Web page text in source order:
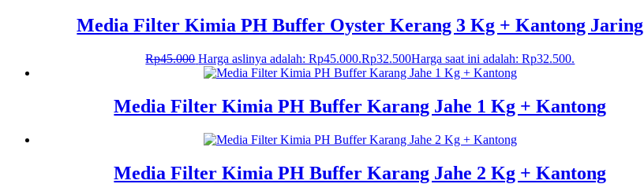
Media Filter Kimia PH Buffer Oyster Kerang 3 Kg + Kantong Jaring
Rp45.000 Harga aslinya adalah: Rp45.000.Rp32.500Harga saat ini adalah: Rp32.500.
Media Filter Kimia PH Buffer Karang Jahe 1 Kg + Kantong
Media Filter Kimia PH Buffer Karang Jahe 2 Kg + Kantong